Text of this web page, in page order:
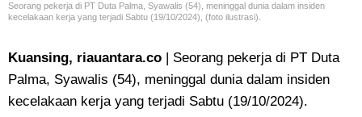
Seorang pekerja di PT Duta Palma, Syawalis (54), meninggal dunia dalam insiden
kecelakaan kerja yang terjadi Sabtu (19/10/2024), (foto ilustrasi).
Kuansing, riauantara.co | Seorang pekerja di PT Duta
Palma, Syawalis (54), meninggal dunia dalam insiden
kecelakaan kerja yang terjadi Sabtu (19/10/2024).